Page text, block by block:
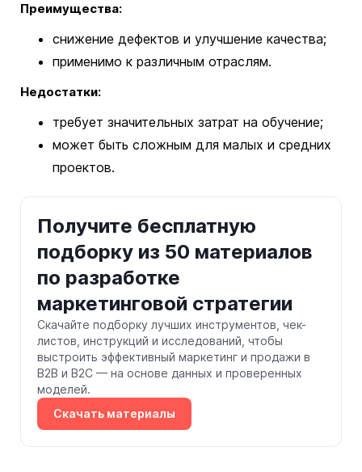
Преимущества:
снижение дефектов и улучшение качества;
применимо к различным отраслям.
Недостатки:
требует значительных затрат на обучение;
может быть сложным для малых и средних
проектов.
Получите бесплатную
подборку из 50 материалов
по разработке
маркетинговой стратегии
Скачайте подборку лучших инструментов, чек-
листов, инструкций и исследований, чтобы
выстроить эффективный маркетинг и продажи в
B2B и B2C — на основе данных и проверенных
моделей.
Скачать материалы